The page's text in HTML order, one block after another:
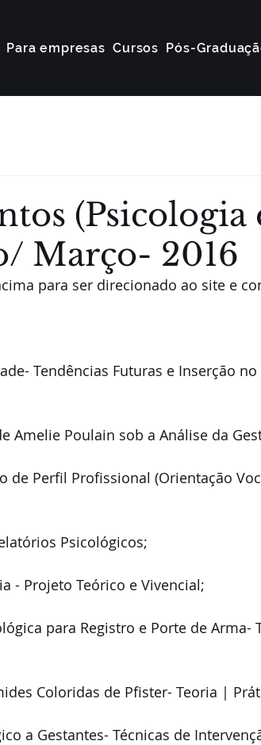
Para empresas Cursos Pós-
(Psicologia
Março- 2016
para ser direcionado ao site e
Tendências Futuras e Inserção
Amelie Poulain sob a Análise da
de Perfil Profissional (Orientação
Psicológicos;
- Projeto Teórico e Vivencial;
para Registro e Porte de
Coloridas de Pfister- Teoria |
a Gestantes- Técnicas de